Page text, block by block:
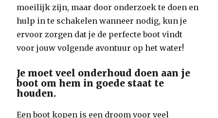
moeilijk zijn, maar door onderzoek te doen en
hulp in te schakelen wanneer nodig, kun je
ervoor zorgen dat je de perfecte boot vindt
voor jouw volgende avontuur op het water!
Je moet veel onderhoud doen aan je
boot om hem in goede staat te
houden.
Een boot kopen is een droom voor veel